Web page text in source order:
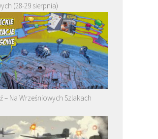
(28-29 sierpnia)
– Na Wrześniowych Szlakach